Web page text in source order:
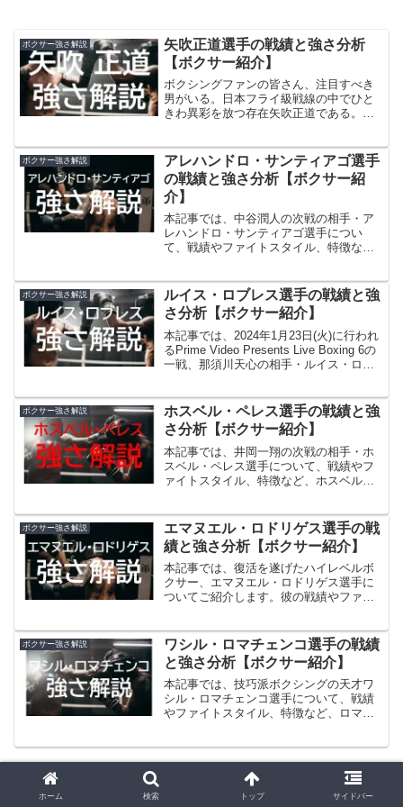
ボクサー強さ解説
矢吹正道選手の戦績と強さ分析
【ボクサー紹介】
ボクシングファンの皆さん、注目すべき
男がいる。日本フライ級戦線の中でひと
きわ異彩を放つ存在矢吹正道である。圧
ライトフライ級王者にまで上り詰めたこ
の男は、敗戦や大怪我といった逆境を経
験しながらも、リングへの情熱を失うこ
となく、進化を続けてきた。今回は、そ
んな矢吹正道のこれまでの戦績、ファイ
トスタイル、そして今後の可能性に焦点
を当て、改めてその魅力を掘り下げてい
く。フライ級で再び輝きを放つこの男を
る。リングにすべてを懸ける矢吹正道の
軌跡を、いま改めて見つめてみよう。
ボクサー強さ解説
アレハンドロ・サンティアゴ選手
の戦績と強さ分析【ボクサー紹
介】
本記事では、中谷潤人の次戦の相手・ア
レハンドロ・サンティアゴ選手につい
て、戦績やファイトスタイル、特徴な
ボクサー強さ解説
ルイス・ロブレス選手の戦績と強
さ分析【ボクサー紹介】
本記事では、2024年1月23日(火)に行われ
るPrime Video Presents Live Boxing 6の
一戦、那須川天心の相手・ルイス・ロブ
強さについて解説していきます。
ボクサー強さ解説
ホスベル・ペレス選手の戦績と強
さ分析【ボクサー紹介】
本記事では、井岡一翔の次戦の相手・ホ
スベル・ペレス選手について、戦績やフ
ァイトスタイル、特徴など、ホスベル・
ボクサー強さ解説
エマヌエル・ロドリゲス選手の戦
績と強さ分析【ボクサー紹介】
本記事では、復活を遂げたハイレベルボ
クサー、エマヌエル・ロドリゲス選手に
ついてご紹介します。彼の戦績やファイ
ていきます。彼がどのようにして再びリ
ングに立ち、どのような戦い方で観衆を
魅了するのか、その魅力を存分にお伝え
します。それでは、ロドリゲスのボクシ
ングキャリアに迫っていきましょう。
ボクサー強さ解説
ワシル・ロマチェンコ選手の戦績
と強さ分析【ボクサー紹介】
本記事では、技巧派ボクシングの天才ワ
シル・ロマチェンコ選手について、戦績
やファイトスタイル、特徴など、ロマチ
スポンサーリンク
ホーム 検索 トップ サイドバー